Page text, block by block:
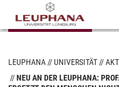
LEUPHANA UNIVERSITÄT
NEU AN DER LEUPHANA: